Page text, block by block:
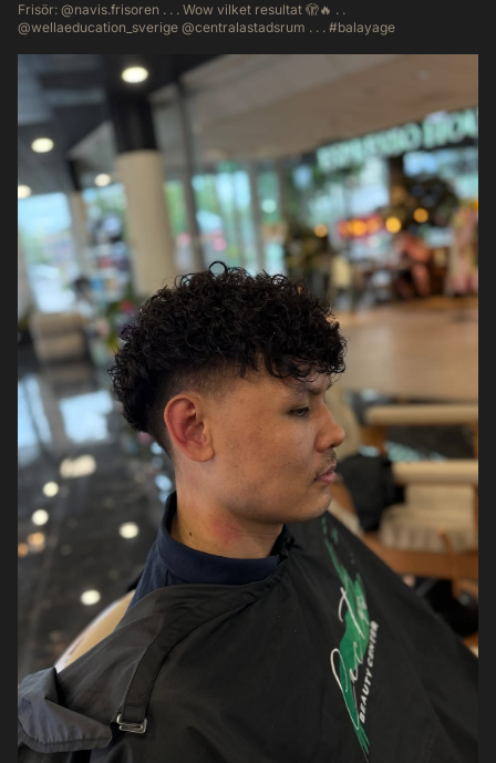
49 1
Frisör: @navis.frisoren . . . Wow vilket resultat 🫣🔥 . .
@wellaeducation_sverige @centralastadsrum . . . #balayage